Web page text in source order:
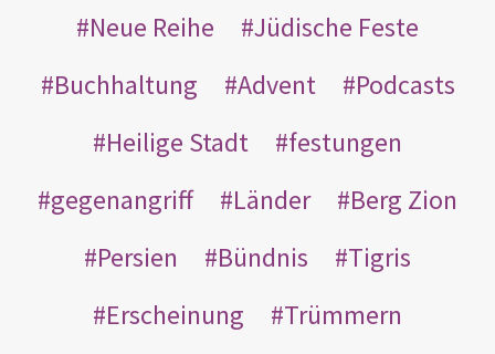
Neue Reihe
Jüdische Feste
Buchhaltung
Advent
Podcasts
Heilige Stadt
festungen
gegenangriff
Länder
Berg Zion
Persien
Bündnis
Tigris
Erscheinung
Trümmern